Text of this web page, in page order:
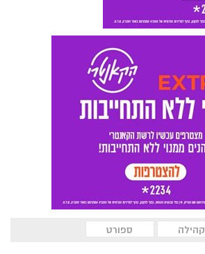
קהילה ספורט